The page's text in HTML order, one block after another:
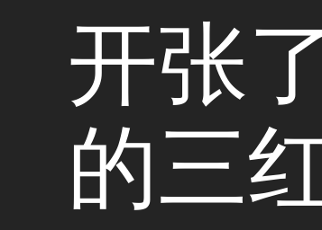
开张
的三